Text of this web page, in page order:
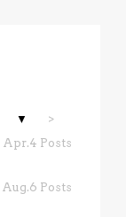
▼
>
Apr.4 Posts
Aug.6 Posts